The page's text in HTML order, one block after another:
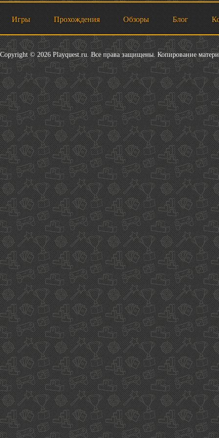
Игры Прохождения Обзоры Блог
Copyright © 2026 Playquest.ru. Все права защищены. Копирование